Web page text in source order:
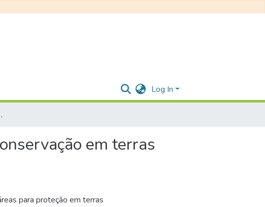
Log In
em terras privadas
em terras
para proteção em terras